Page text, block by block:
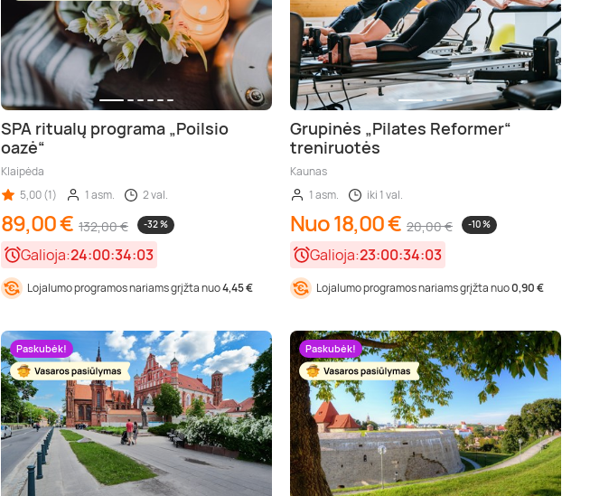
SPA ritualų programa „Poilsio
oazė“
Klaipėda
5,00 (1)
1 asm. 2 val.
89,00 € 132,00 € -32 %
Galioja:24:00:34:01
Lojalumo programos nariams grįžta nuo4,45 €
Grupinės „Pilates Reformer“
treniruotės
Kaunas
1 asm.
iki 1 val.
Nuo 18,00 € 20,00 € -10 %
Galioja:23:00:34:01
Lojalumo programos nariams grįžta nuo0,90 €
Paskubėk! Paskubėk!